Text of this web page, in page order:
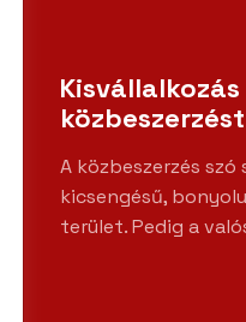
A közbeszerzés szó
kicsengésű,
terület. Pedig a